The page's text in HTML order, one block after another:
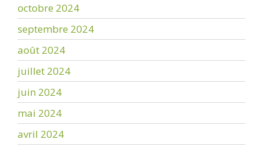
octobre 2024
septembre 2024
août 2024
juillet 2024
juin 2024
mai 2024
avril 2024